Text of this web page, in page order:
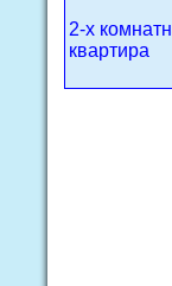
2-х
квартира